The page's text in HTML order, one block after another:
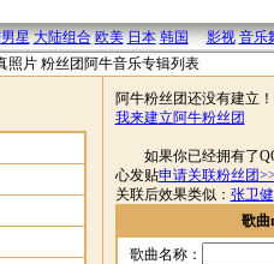
星 大陆组合 欧美 日本 韩国 影视 音乐
照片 粉丝团阿牛音乐专辑列表
阿牛粉丝团还没有建立！
我来建立阿牛粉丝团
如果你已经拥有了
心发贴申请关联粉丝团>>
关联后效果类似： 张卫健
歌曲
歌曲名称：